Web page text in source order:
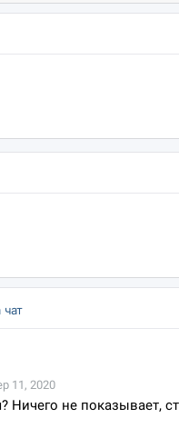
чат